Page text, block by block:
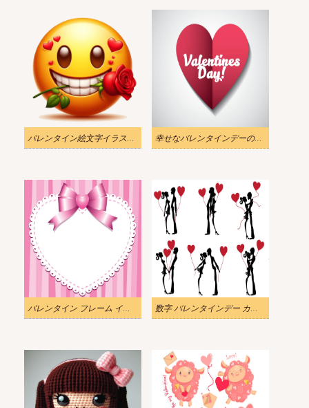
バレンタイン絵文字イラスト無料 幸せなバレンタインデーのカード イラスト
バレンタイン フレーム イラスト 数字 バレンタインデー カップル イラスト